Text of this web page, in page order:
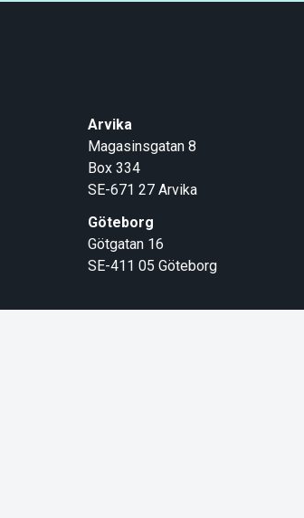
Arvika
Magasinsgatan 8
Box 334
SE-671 27 Arvika
Göteborg
Götgatan 16
SE-411 05 Göteborg